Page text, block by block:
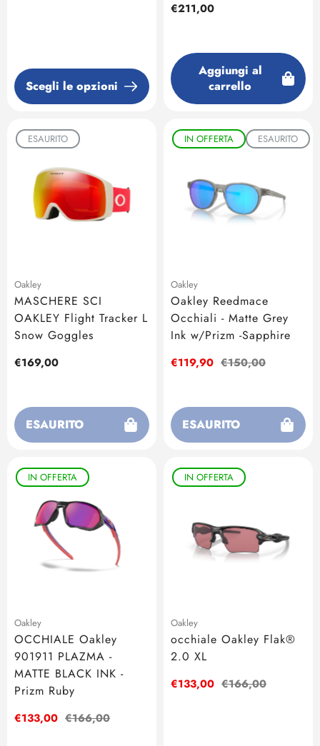
Scegli le opzioni
Prezzo
€211,00
Aggiungi al
carrello
ESAURITO
Oakley
MASCHERE SCI
OAKLEY Flight Tracker L
Snow Goggles
Prezzo
€169,00
ESAURITO
IN OFFERTA ESAURITO
Oakley
Oakley Reedmace
Occhiali - Matte Grey
Ink w/Prizm -Sapphire
Prezzo
€119,90 Prezzo
€150,00
ESAURITO
IN OFFERTA
Oakley
OCCHIALE Oakley
901911 PLAZMA -
MATTE BLACK INK -
Prizm Ruby
Prezzo
€133,00 Prezzo
€166,00
IN OFFERTA
Oakley
occhiale Oakley Flak®
2.0 XL
Prezzo
€133,00 Prezzo
€166,00